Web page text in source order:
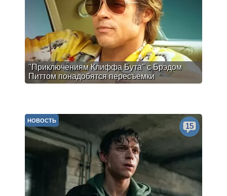
"Приключениям Клиффа Бута" с Брэдом
Питтом понадобятся пересъемки
НОВОСТЬ
15